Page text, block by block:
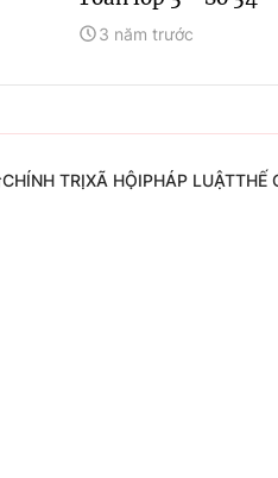
3 năm trước
CHÍNH TRỊXÃ HỘIPHÁP LUẬTTHẾ